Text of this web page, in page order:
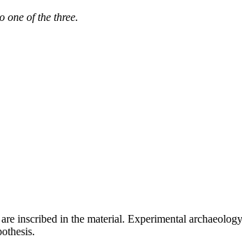
one of the three.
inscribed in the material. Experimental